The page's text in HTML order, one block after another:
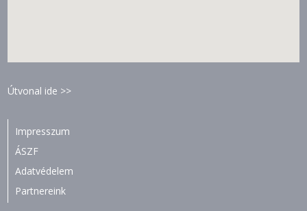
Útvonal ide >>
Impresszum
ÁSZF
Adatvédelem
Partnereink